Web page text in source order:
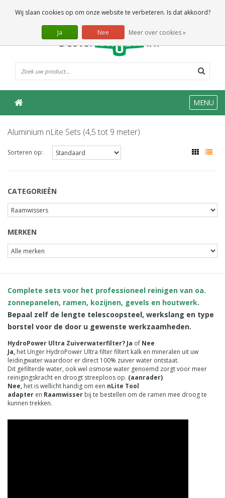
0 Artikelen
MENU
Aluminium nLite Sets (4,5 tot 9 meter)
Sorteren op:
CATEGORIEËN
MERKEN
Complete sets voor het professioneel reinigen van oa.
zonnepanelen, ramen, kozijnen, gevels en houtwerk.
Bepaal zelf de lengte telescoopsteel, werkslang en type
borstel voor de door u gewenste werkzaamheden.
HydroPower Ultra Zuiverwaterfilter? Ja of Nee
Ja, het Unger HydroPower Ultra filter filtert kalk en mineralen uit uw
leidingwater waardoor er direct 100% zuiver water ontstaat.
Dit gefilterde water, ook wel osmose water genoemd zorgt voor meer
reinigingskracht en droogt streeploos op. (aanrader)
Nee, het is wellicht handig om een nLite Tool
adapter en Raamwisser bij te bestellen om de ramen mee droog te
kunnen trekken.
Wij slaan cookies op om onze website te verbeteren. Is dat akkoord?
Ja Nee Meer over cookies »